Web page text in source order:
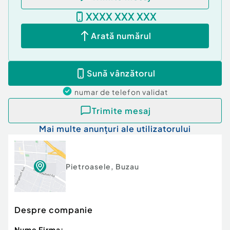
Situatie juridica a imobilului: Acte pregatite
Prima Casa Buzau ®
XXXX XXX XXX
Arată numărul
Sună vânzătorul
numar de telefon validat
Trimite mesaj
Mai multe anunțuri ale utilizatorului
Pietroasele, Buzau
Despre companie